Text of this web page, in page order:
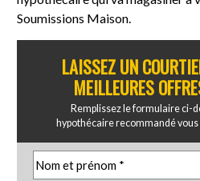
Soumissions Maison.
LAISSEZ UN
MEILLEURES
Remplissez le formulaire ci-
hypothécaire recommandé